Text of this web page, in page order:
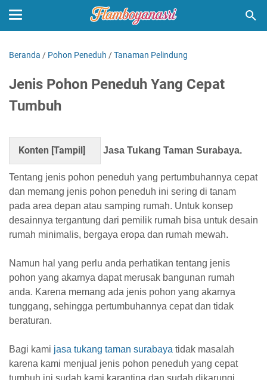
Beranda / Pohon Peneduh /Tanaman Pelindung
Jenis Pohon Peneduh Yang Cepat
Tumbuh
Konten [Tampil] Jasa Tukang Taman Surabaya.
Tentang jenis pohon peneduh yang pertumbuhannya cepat
dan memang jenis pohon peneduh ini sering di tanam
pada area depan atau samping rumah. Untuk konsep
desainnya tergantung dari pemilik rumah bisa untuk desain
rumah minimalis, bergaya eropa dan rumah mewah.
Namun hal yang perlu anda perhatikan tentang jenis
pohon yang akarnya dapat merusak bangunan rumah
anda. Karena memang ada jenis pohon yang akarnya
tunggang, sehingga pertumbuhannya cepat dan tidak
beraturan.
Bagi kami jasa tukang taman surabaya tidak masalah
karena kami menjual jenis pohon peneduh yang cepat
tumbuh ini sudah kami karantina dan sudah dikarungi.